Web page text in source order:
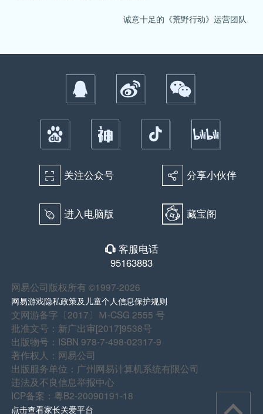
诚意十足的《荒野行动》运营团队
򰀁 关注公众号 򰀂 分享小伙伴
򰀄 进入电脑版 藏宝阁
򰀃 客服电话
95163883
网易公司版权所有 ©1997-2026
网易游戏隐私政策及儿童个人信息保护规则
文网游备字〔2017〕Ｍ-CSG 2555 号
批准文号：新广出审[2017]9538号
出版物号：ISBN 978-7-498-02317-9
著作权人：网易公司
出版服务单位：广州网易计算机系统有限公司
违法及不良信息举报中心
ICP备案：粤B2-20090191-18
点击查看家长关爱平台